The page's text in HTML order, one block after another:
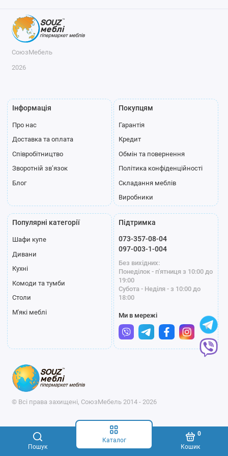
Пошук
Каталог
Кошик
0
СоюзМебель
2026
Інформація
Про нас
Доставка та оплата
Співробітництво
Зворотній зв’язок
Блог
Покупцям
Гарантія
Кредит
Обмін та повернення
Політика конфіденційності
Складання меблів
Виробники
Популярні категорії
Шафи купе
Дивани
Кухні
Комоди та тумби
Столи
М'які меблі
Підтримка
073-357-08-04
097-003-1-004
Без вихідних:
Понеділок - п'ятниця з 10:00 до
19:00
Субота - Неділя - з 10:00 до
18:00
Ми в мережі
© Всі права захищені, СоюзМебель 2014 - 2026